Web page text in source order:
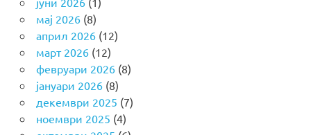
мај 2026(8)
април 2026(12)
март 2026(12)
февруари 2026(8)
јануари 2026(8)
декември 2025 (7)
ноември 2025 (4)